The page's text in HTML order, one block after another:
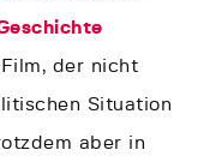
der nicht
Situation
aber in